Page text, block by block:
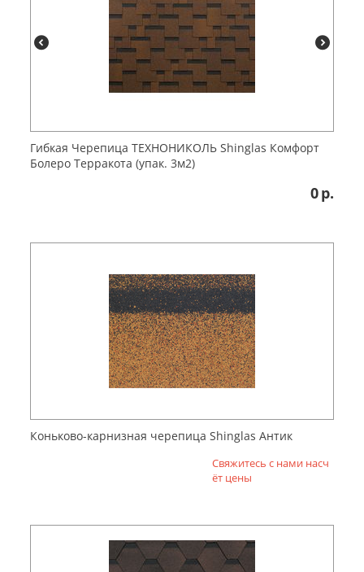
Гибкая Черепица ТЕХНОНИКОЛЬ Shinglas Комфорт
Болеро Терракота (упак. 3м2)
0р.
Коньково-карнизная черепица Shinglas Антик
Свяжитесь с нами насч
ёт цены